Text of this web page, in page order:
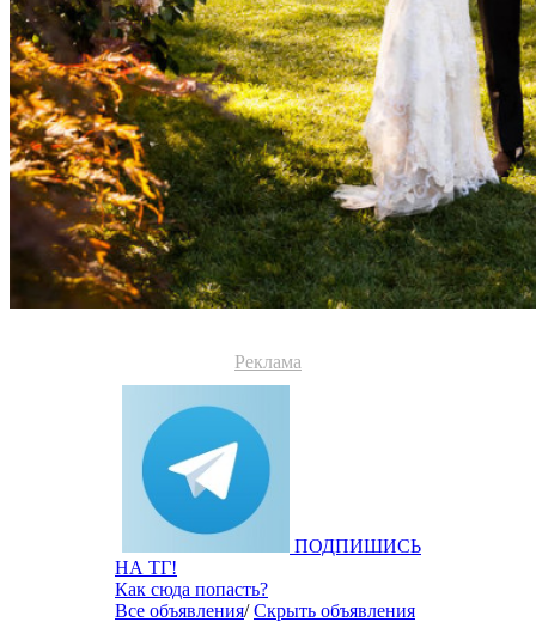
Реклама
ПОДПИШИСЬ
НА ТГ!
Как сюда попасть?
Все объявления/Скрыть объявления